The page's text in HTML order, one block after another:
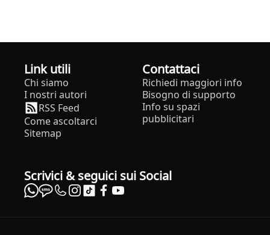
Link utili
Chi siamo
I nostri autori
RSS Feed
Come ascoltarci
Sitemap
Contattaci
Richiedi maggiori info
Bisogno di supporto
Info su spazi
pubblicitari
Scrivici & seguici sui Social